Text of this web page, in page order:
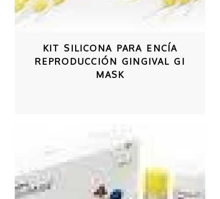
KIT SILICONA PARA ENCÍA
REPRODUCCIÓN GINGIVAL GI
MASK